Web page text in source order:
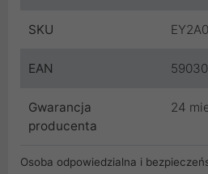
SKU
EAN
Gwarancja
producenta
24
Osoba odpowiedzialna i